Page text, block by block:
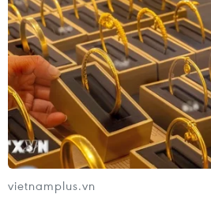
trong vụ vượt biển ồ ạt vào
06/08/2026 16:03
Đức tuyên án chung thân đối
gây vụ lao xe vào đám đông ở
Munich
vietnamplus.vn